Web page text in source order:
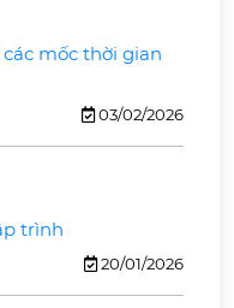
mốc thời gian
03/02/2026
trình
20/01/2026